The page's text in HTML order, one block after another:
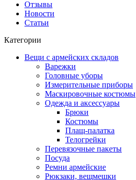
Отзывы
Новости
Статьи
Категории
Вещи с армейских складов
Варежки
Головные уборы
Измерительные приборы
Маскировочные костюмы
Одежда и аксессуары
Брюки
Костюмы
Плащ-палатка
Телогрейки
Перевязочные пакеты
Посуда
Ремни армейские
Рюкзаки, вещмешки